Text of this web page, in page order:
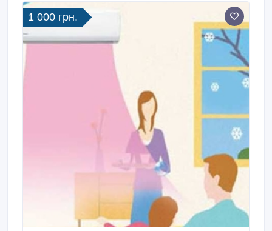
термостойкого стекла, а подставка и фильтр – из
нержавеющей стали.
1 000 грн.